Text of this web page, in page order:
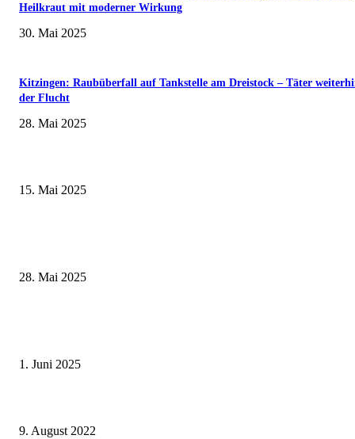
Heilkraut mit moderner Wirkung
30. Mai 2025
Kitzingen: Raubüberfall auf Tankstelle am Dreistock – Täter
der Flucht
28. Mai 2025
15. Mai 2025
28. Mai 2025
1. Juni 2025
9. August 2022